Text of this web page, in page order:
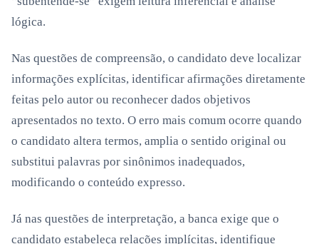
lógica.
Nas questões de compreensão, o candidato deve localizar
informações explícitas, identificar afirmações diretamente
feitas pelo autor ou reconhecer dados objetivos
apresentados no texto. O erro mais comum ocorre quando
o candidato altera termos, amplia o sentido original ou
substitui palavras por sinônimos inadequados,
modificando o conteúdo expresso.
Já nas questões de interpretação, a banca exige que o
candidato estabeleça relações implícitas, identifique